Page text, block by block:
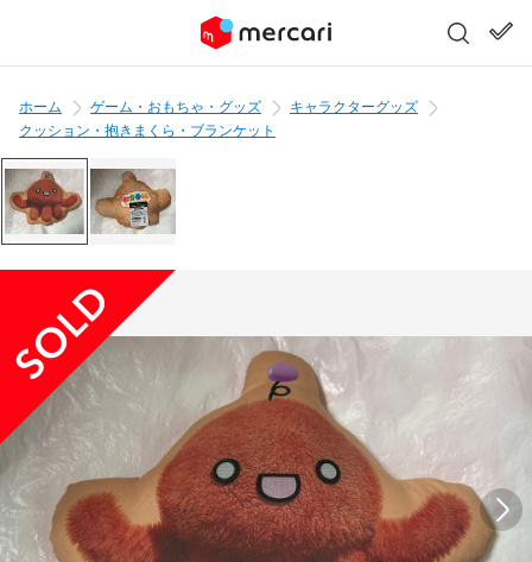
ホーム ゲーム・おもちゃ・グッズ
キャラクターグッズ
クッション・抱きまくら・ブランケット